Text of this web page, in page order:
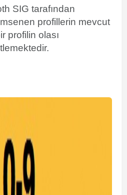
SIG tarafından
profillerin mevcut
profilin olası